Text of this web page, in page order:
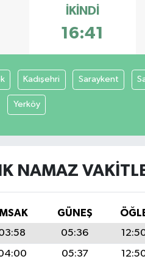
İKINDI
16:41
Kadışehri Saraykent
Yerköy
NAMAZ
İMSAK GÜNEŞ
05:36
05:37